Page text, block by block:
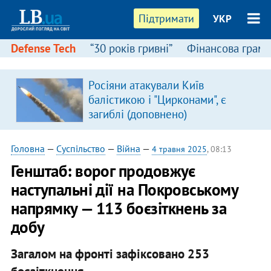
Підтримати УКР
Defense Tech “30 років гривні” Фінансова
Росіяни атакували Київ
балістикою і "Цирконами", є
загиблі (доповнено)
Головна — Суспільство — Війна — 4 травня 2025, 08:13
Генштаб: ворог продовжує
наступальні дії на Покровському
напрямку — 113 боєзіткнень за
добу
Загалом на фронті зафіксовано 253